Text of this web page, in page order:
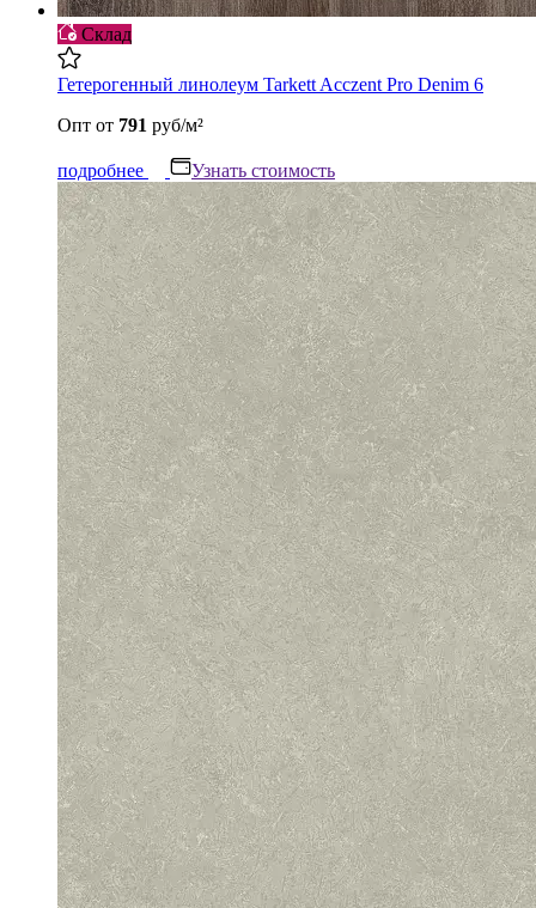
Склад
Гетерогенный линолеум Tarkett Acczent Pro Denim 6
Опт от 791 руб/м²
подробнее Узнать стоимость